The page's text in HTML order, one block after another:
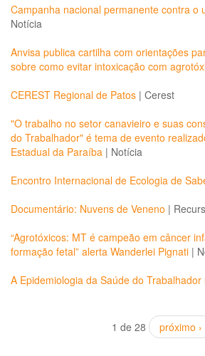
Campanha nacional permanente contra o
Notícia
Anvisa publica cartilha com orientações
sobre como evitar intoxicação com
CEREST Regional de Patos | Cerest
"O trabalho no setor canavieiro e suas
do Trabalhador" é tema de evento
Estadual da Paraíba | Notícia
Encontro Internacional de Ecologia de
Documentário: Nuvens de Veneno |
“Agrotóxicos: MT é campeão em câncer
formação fetal” alerta Wanderlei Pignati |
A Epidemiologia da Saúde do Trabalhador
1 de 28 próximo ›